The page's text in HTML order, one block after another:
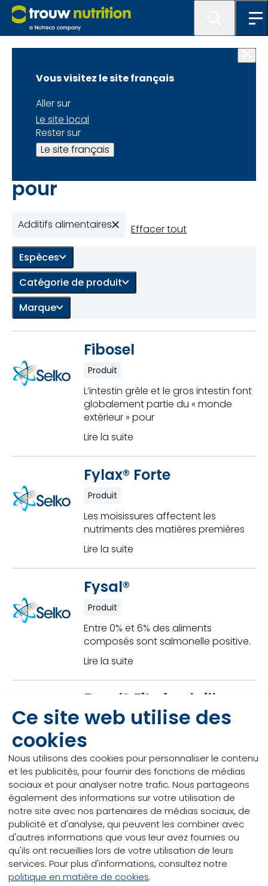
Ce site web utilise des
cookies
Nous utilisons des cookies pour personnaliser le contenu
et les publicités, pour fournir des fonctions de médias
sociaux et pour analyser notre trafic. Nous partageons
également des informations sur votre utilisation de
notre site avec nos partenaires de médias sociaux, de
publicité et d'analyse, qui peuvent les combiner avec
d'autres informations que vous leur avez fournies ou
qu'ils ont recueillies lors de votre utilisation de leurs
services. Pour plus d'informations, consultez notre
politique en matière de cookies.
Vous visitez le site français
Aller sur
Le site local
Rester sur
Le site français
Home
Catalogue
8 des résultats 18 indiqués
18 résultats trouvés
pour
Additifs alimentaires Effacer tout
Espèces
Catégorie de produit
Marque
Fibosel
Produit
L’intestin grêle et le gros intestin font
globalement partie du « monde
extérieur » pour
Lire la suite
Fylax® Forte
Produit
Les moisissures affectent les
nutriments des matières premières
Lire la suite
Fysal®
Produit
Entre 0% et 6% des aliments
composés sont salmonelle positive.
Lire la suite
Fysal® Fit-4 volaille
Produit
En pratique, les principales causes
de transmission sont l’introduction
de nouveaux animaux,
Lire la suite
Intellibond C
Produit
Selko Intellibond C (chlorure basique
de cuivre) représente la dernière,